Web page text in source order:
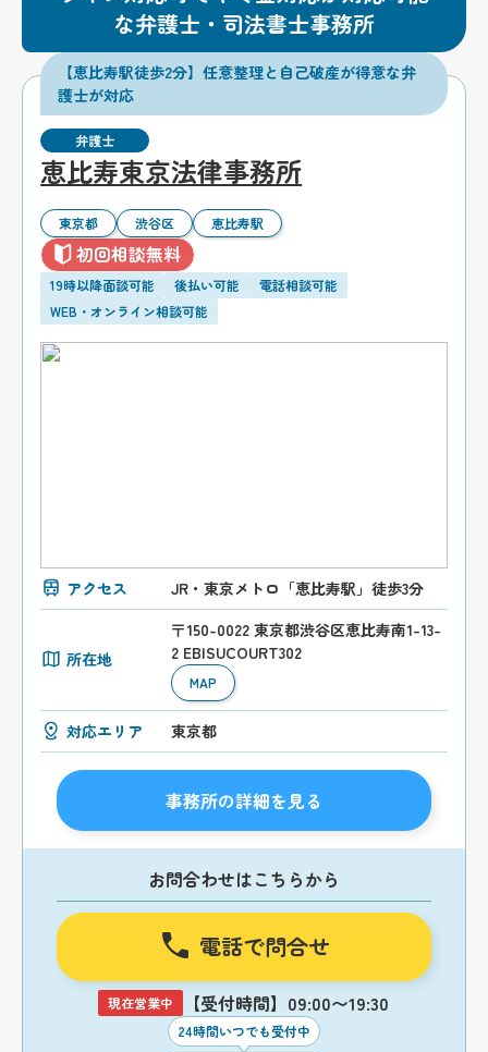
な弁護士・司法書士事務所
【恵比寿駅徒歩2分】任意整理と自己破産が得意な弁
護士が対応
弁護士
恵比寿東京法律事務所
東京都 渋谷区 恵比寿駅
初回相談無料
19時以降面談可能 後払い可能
電話相談可能
WEB・オンライン相談可能
アクセス JR・東京メトロ「恵比寿駅」徒歩3分
所在地
〒150-0022 東京都渋谷区恵比寿南1-13-
2 EBISUCOURT302
MAP
対応エリア 東京都
事務所の詳細を見る
お問合わせはこちらから
電話で問合せ
現在営業中 【受付時間】09:00〜19:30
24時間いつでも受付中